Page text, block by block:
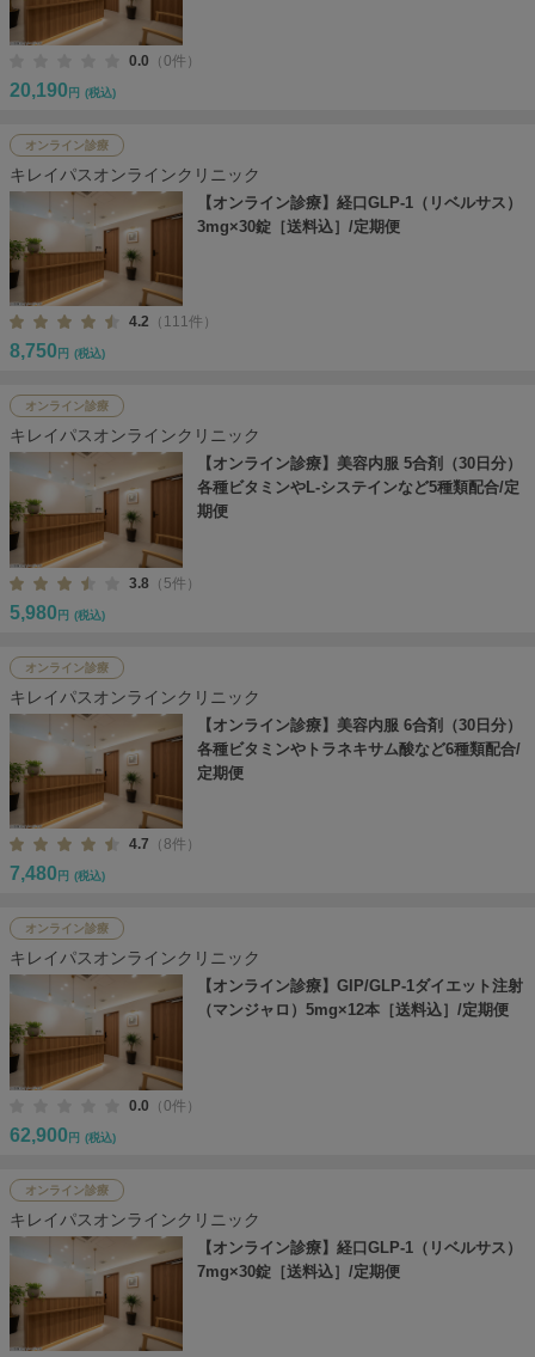
0.0 （0件）
20,190 円 (税込)
オンライン診療
キレイパスオンラインクリニック
【オンライン診療】経口GLP-1（リベルサス）
3mg×30錠［送料込］/定期便
4.2 （111件）
8,750 円 (税込)
オンライン診療
キレイパスオンラインクリニック
【オンライン診療】美容内服 5合剤（30日分）
各種ビタミンやL-システインなど5種類配合/定
期便
3.8 （5件）
5,980 円 (税込)
オンライン診療
キレイパスオンラインクリニック
【オンライン診療】美容内服 6合剤（30日分）
各種ビタミンやトラネキサム酸など6種類配合/
定期便
4.7 （8件）
7,480 円 (税込)
オンライン診療
キレイパスオンラインクリニック
【オンライン診療】GIP/GLP-1ダイエット注射
（マンジャロ）5mg×12本［送料込］/定期便
0.0 （0件）
62,900 円 (税込)
オンライン診療
キレイパスオンラインクリニック
【オンライン診療】経口GLP-1（リベルサス）
7mg×30錠［送料込］/定期便